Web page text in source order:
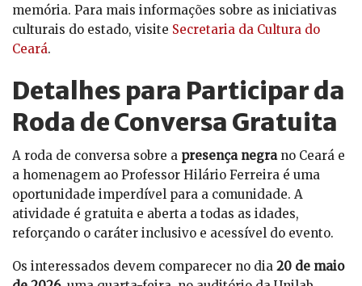
memória. Para mais informações sobre as iniciativas
culturais do estado, visite Secretaria da Cultura do
Ceará.
Detalhes para Participar da
Roda de Conversa Gratuita
A roda de conversa sobre a presença negrano Ceará e
a homenagem ao Professor Hilário Ferreira é uma
oportunidade imperdível para a comunidade. A
atividade é gratuita e aberta a todas as idades,
reforçando o caráter inclusivo e acessível do evento.
Os interessados devem comparecer no dia 20 de maio